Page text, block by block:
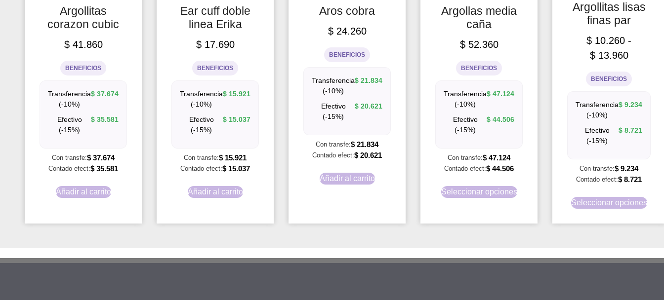
Argollitas
corazon cubic
$41.860
BENEFICIOS
Transferencia
(-10%)
$ 37.674
Efectivo
(-15%)
$ 35.581
Con transfe:$ 37.674
Contado efect:$ 35.581
Añadir al carrito
Ear cuff doble
linea Erika
$17.690
BENEFICIOS
Transferencia
(-10%)
$ 15.921
Efectivo
(-15%)
$ 15.037
Con transfe:$ 15.921
Contado efect:$ 15.037
Añadir al carrito
Aros cobra
$24.260
BENEFICIOS
Transferencia
(-10%)
$ 21.834
Efectivo
(-15%)
$ 20.621
Con transfe:$ 21.834
Contado efect:$ 20.621
Añadir al carrito
Argollas media
caña
$52.360
BENEFICIOS
Transferencia
(-10%)
$ 47.124
Efectivo
(-15%)
$ 44.506
Con transfe:$ 47.124
Contado efect:$ 44.506
Seleccionar opciones
Argollitas lisas
finas par
$ 10.260 -
$13.960
BENEFICIOS
Transferencia
(-10%)
$ 9.234
Efectivo
(-15%)
$ 8.721
Con transfe:$ 9.234
Contado efect:$ 8.721
Seleccionar opciones